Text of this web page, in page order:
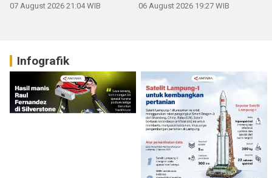
07 August 2026 21:04 WIB 06 August 2026 19:27 WIB
Infografik